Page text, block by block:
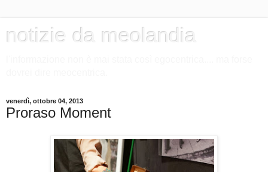
notizie da meolandia
venerdì, ottobre 04, 2013
Proraso Moment